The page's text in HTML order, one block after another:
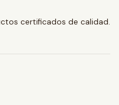
certificados de calidad.